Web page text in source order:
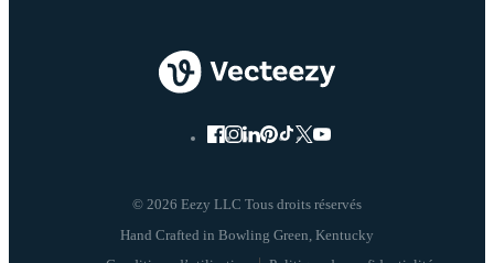
© 2026 Eezy LLC Tous droits réservés